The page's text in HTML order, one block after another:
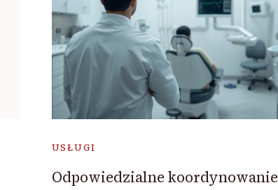
USŁUGI
Odpowiedzialne koordynowanie